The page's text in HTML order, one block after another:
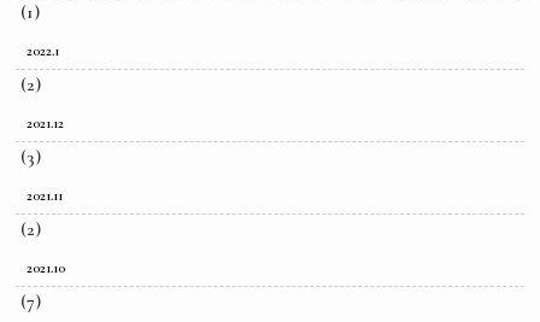
(1)
2022.1
(2)
2021.12
(3)
2021.11
(2)
2021.10
(7)